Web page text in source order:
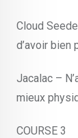
Cloud
d’avoir
Jacalac –
mieux
COURSE 3